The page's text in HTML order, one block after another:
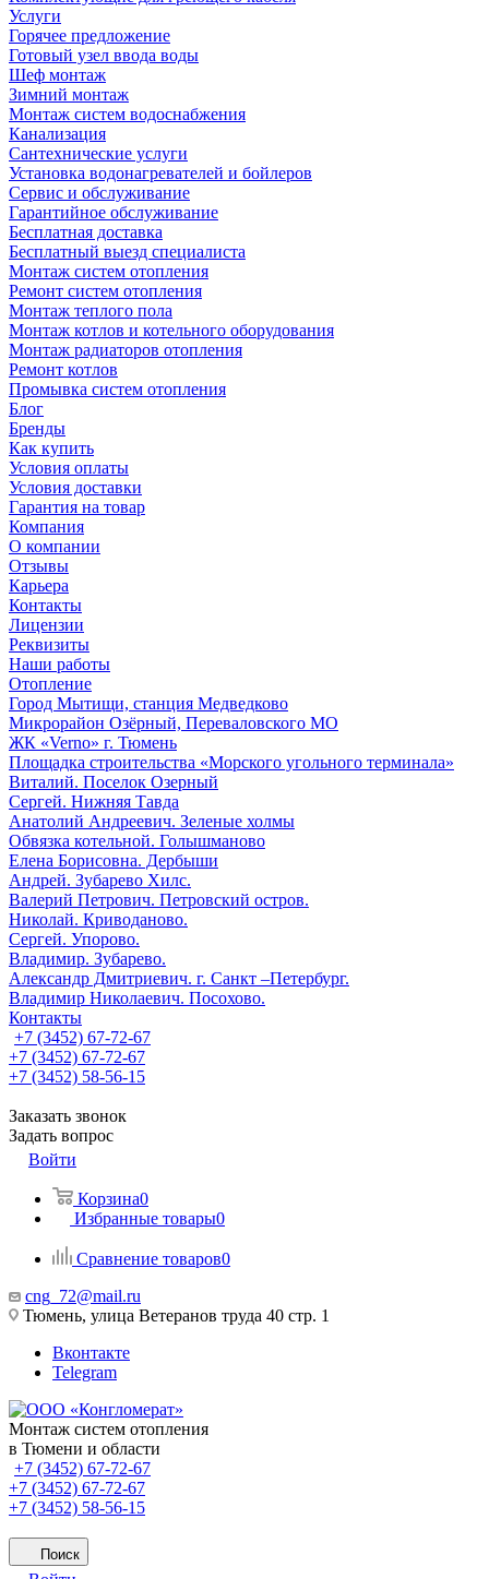
Услуги
Горячее предложение
Готовый узел ввода воды
Шеф монтаж
Зимний монтаж
Монтаж систем водоснабжения
Канализация
Сантехнические услуги
Установка водонагревателей и бойлеров
Сервис и обслуживание
Гарантийное обслуживание
Бесплатная доставка
Бесплатный выезд специалиста
Монтаж систем отопления
Ремонт систем отопления
Монтаж теплого пола
Монтаж котлов и котельного оборудования
Монтаж радиаторов отопления
Ремонт котлов
Промывка систем отопления
Блог
Бренды
Как купить
Условия оплаты
Условия доставки
Гарантия на товар
Компания
О компании
Отзывы
Карьера
Контакты
Лицензии
Реквизиты
Наши работы
Отопление
Город Мытищи, станция Медведково
Микрорайон Озёрный, Переваловского МО
ЖК «Verno» г. Тюмень
Площадка строительства «Морского угольного терминала»
Виталий. Поселок Озерный
Сергей. Нижняя Тавда
Анатолий Андреевич. Зеленые холмы
Обвязка котельной. Голышманово
Елена Борисовна. Дербыши
Андрей. Зубарево Хилс.
Валерий Петрович. Петровский остров.
Николай. Криводаново.
Сергей. Упорово.
Владимир. Зубарево.
Александр Дмитриевич. г. Санкт –Петербург.
Владимир Николаевич. Посохово.
Контакты
+7 (3452) 67-72-67
+7 (3452) 67-72-67
+7 (3452) 58-56-15
Заказать звонок
Задать вопрос
Войти
Корзина0
Избранные товары0
Сравнение товаров0
cng_72@mail.ru
Тюмень, улица Ветеранов труда 40 стр. 1
Вконтакте
Telegram
Монтаж систем отопления
в Тюмени и области
+7 (3452) 67-72-67
+7 (3452) 67-72-67
+7 (3452) 58-56-15
Поиск